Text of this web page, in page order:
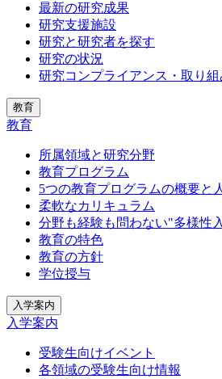
最新の研究成果
研究支援施設
研究と研究者を探す
研究の状況
研究コンプライアンス・取り組
教育
教育
所属領域と研究分野
教育プログラム
5つの教育プログラムの概要と
柔軟なカリキュラム
分野も経験も問わない"多様性
教育の特色
教育の方針
学位授与
入学案内
入学案内
受験生向けイベント
各領域の受験生向け情報